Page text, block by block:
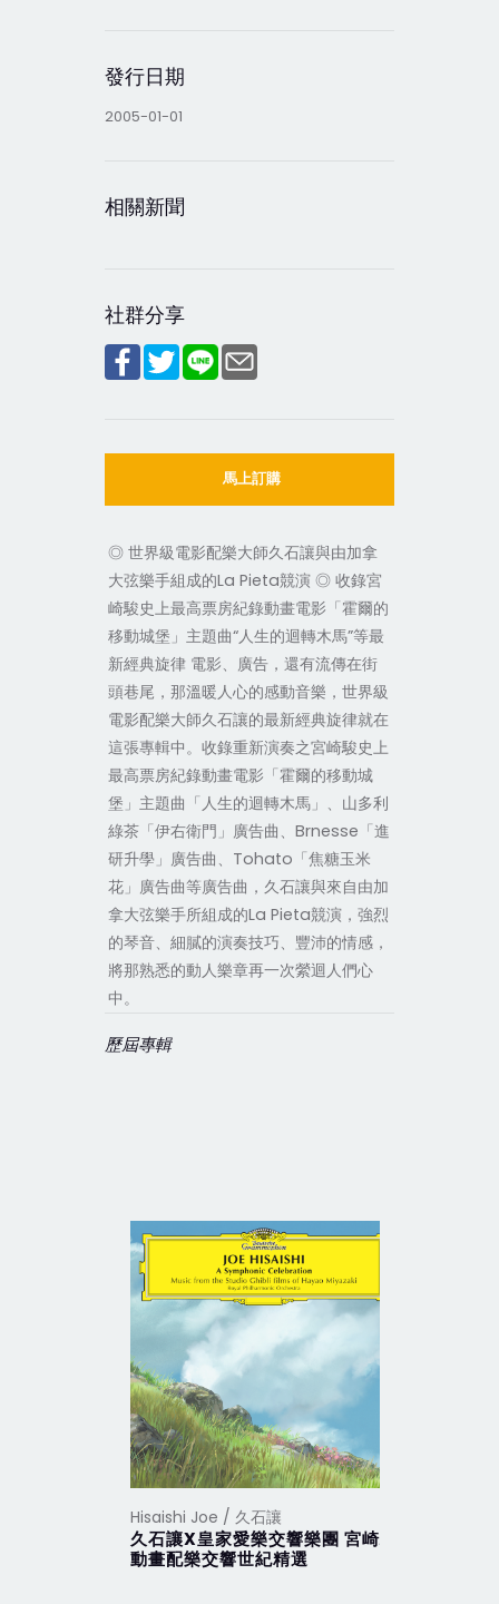
發行日期
2005-01-01
相關新聞
社群分享
馬上訂購
◎ 世界級電影配樂大師久石讓與由加拿
大弦樂手組成的La Pieta競演 ◎ 收錄宮
崎駿史上最高票房紀錄動畫電影「霍爾的
移動城堡」主題曲“人生的迴轉木馬”等最
新經典旋律 電影、廣告，還有流傳在街
頭巷尾，那溫暖人心的感動音樂，世界級
電影配樂大師久石讓的最新經典旋律就在
這張專輯中。收錄重新演奏之宮崎駿史上
最高票房紀錄動畫電影「霍爾的移動城
堡」主題曲「人生的迴轉木馬」、山多利
綠茶「伊右衛門」廣告曲、Brnesse「進
研升學」廣告曲、Tohato「焦糖玉米
花」廣告曲等廣告曲，久石讓與來自由加
拿大弦樂手所組成的La Pieta競演，強烈
的琴音、細膩的演奏技巧、豐沛的情感，
將那熟悉的動人樂章再一次縈迴人們心
中。
歷屆專輯
Hisaishi Joe / 久石讓
久石讓X皇家愛樂交響樂團 宮崎駿
動畫配樂交響世紀精選